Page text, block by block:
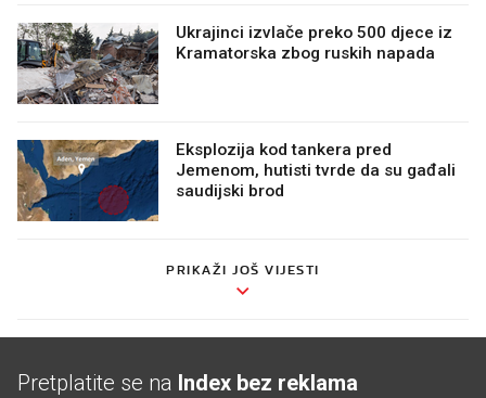
Ukrajinci izvlače preko 500 djece iz
Kramatorska zbog ruskih napada
Eksplozija kod tankera pred
Jemenom, hutisti tvrde da su gađali
saudijski brod
PRIKAŽI JOŠ VIJESTI
Pretplatite se na Index bez reklama